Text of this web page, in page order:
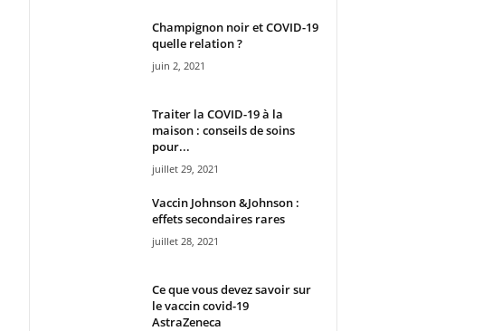
Champignon noir et COVID-19
quelle relation ?
juin 2, 2021
Traiter la COVID-19 à la
maison : conseils de soins
pour...
juillet 29, 2021
Vaccin Johnson &Johnson :
effets secondaires rares
juillet 28, 2021
Ce que vous devez savoir sur
le vaccin covid-19
AstraZeneca